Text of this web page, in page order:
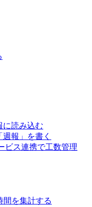
に読み込む
報」を書く
ビス連携で工数管理
間を集計する